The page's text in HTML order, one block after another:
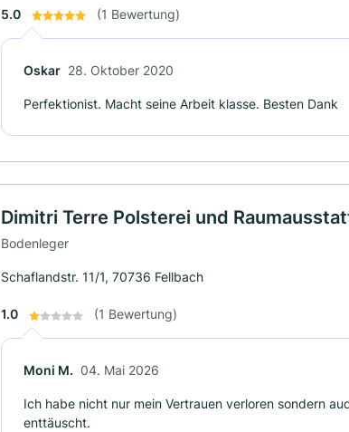
5.0 (1 Bewertung)
Oskar 28. Oktober 2020
Perfektionist. Macht seine Arbeit klasse. Besten Dank
Dimitri Terre Polsterei und
Bodenleger
Schaflandstr. 11/1, 70736 Fellbach
1.0 (1 Bewertung)
Moni M. 04. Mai 2026
Ich habe nicht nur mein Vertrauen verloren sondern
enttäuscht.